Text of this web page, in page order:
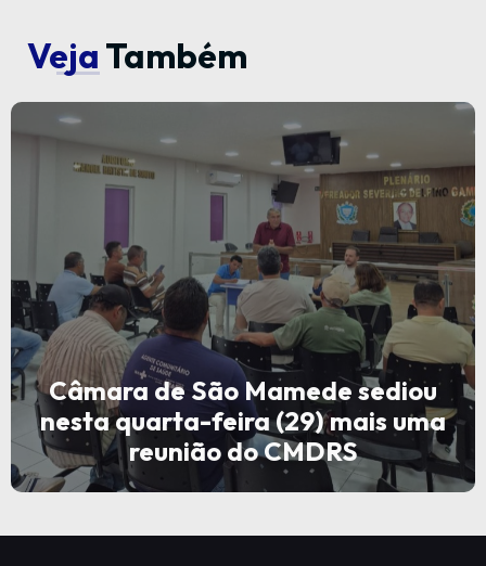
Veja Também
Câmara de São Mamede sediou
nesta quarta-feira (29) mais uma
reunião do CMDRS